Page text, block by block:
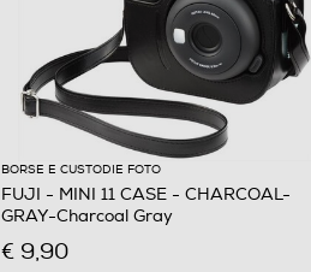
BORSE E CUSTODIE FOTO
FUJI - MINI 11 CASE - CHARCOAL-
GRAY-Charcoal Gray
€ 9,90